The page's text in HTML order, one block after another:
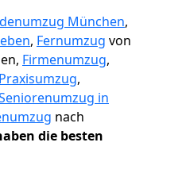
München,
, Fernumzug von
Firmenumzug,
Praxisumzug,
in
nach
die besten